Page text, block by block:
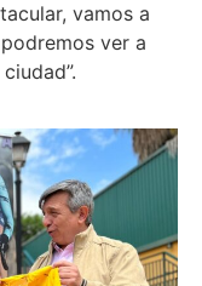
vamos a
ver a